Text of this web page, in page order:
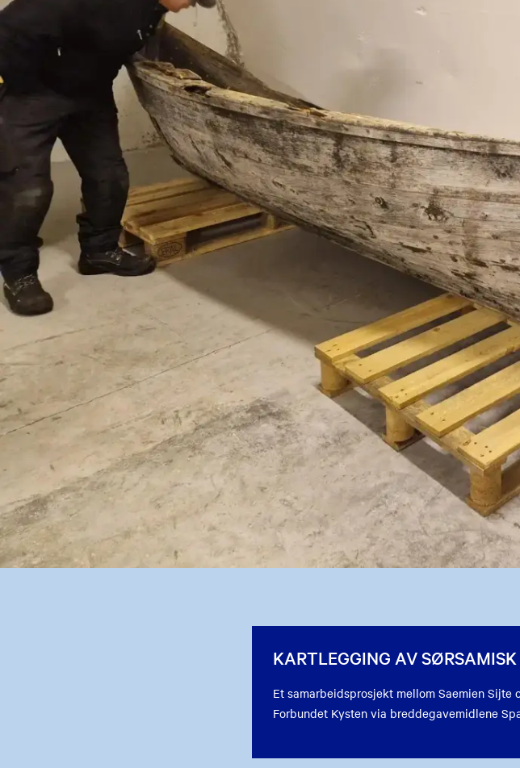
KARTLEGGING AV
Et samarbeidsprosjekt mellom Saemien
Forbundet Kysten via breddegavemidlene